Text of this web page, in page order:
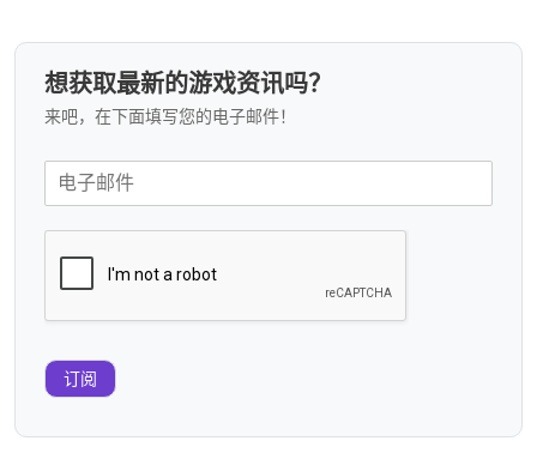
想获取最新的游戏资讯吗？
来吧，在下面填写您的电子邮件！
订阅